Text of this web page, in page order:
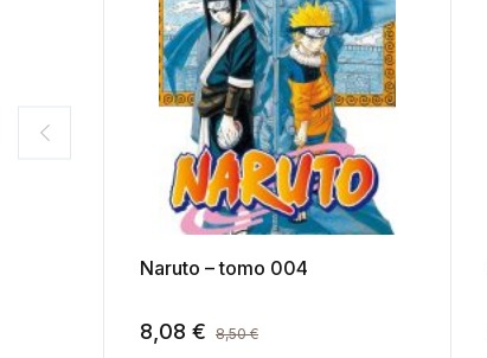
Naruto – tomo 004
8,08 € 8,50€